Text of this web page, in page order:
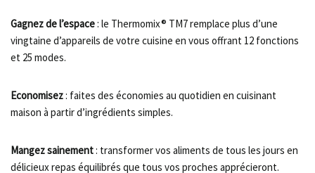
Gagnez de l’espace: le Thermomix® TM7 remplace plus d’une
vingtaine d’appareils de votre cuisine en vous offrant 12 fonctions
et 25 modes.
Economisez: faites des économies au quotidien en cuisinant
maison à partir d’ingrédients simples.
Mangez sainement: transformer vos aliments de tous les jours en
délicieux repas équilibrés que tous vos proches apprécieront.